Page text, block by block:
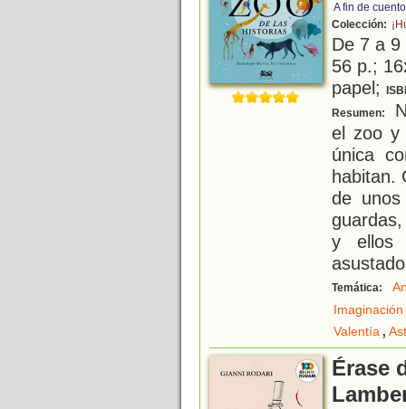
A fin de
Colección:
De 7 a
56 p.;
papel;
Resumen:
el zoo y
única
habitan.
de
y ellos
Temática:
Imaginación
Valentía,
Érase